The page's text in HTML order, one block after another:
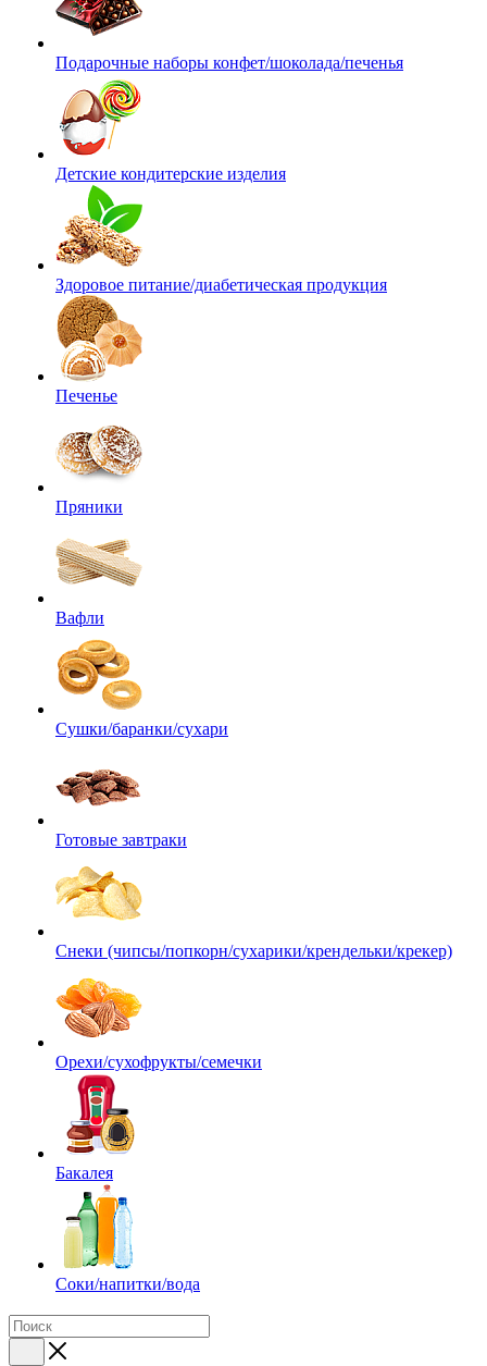
Подарочные наборы конфет/шоколада/печенья
Детские кондитерские изделия
Здоровое питание/диабетическая продукция
Печенье
Пряники
Вафли
Сушки/баранки/сухари
Готовые завтраки
Снеки (чипсы/попкорн/сухарики/крендельки/крекер)
Орехи/сухофрукты/семечки
Бакалея
Соки/напитки/вода